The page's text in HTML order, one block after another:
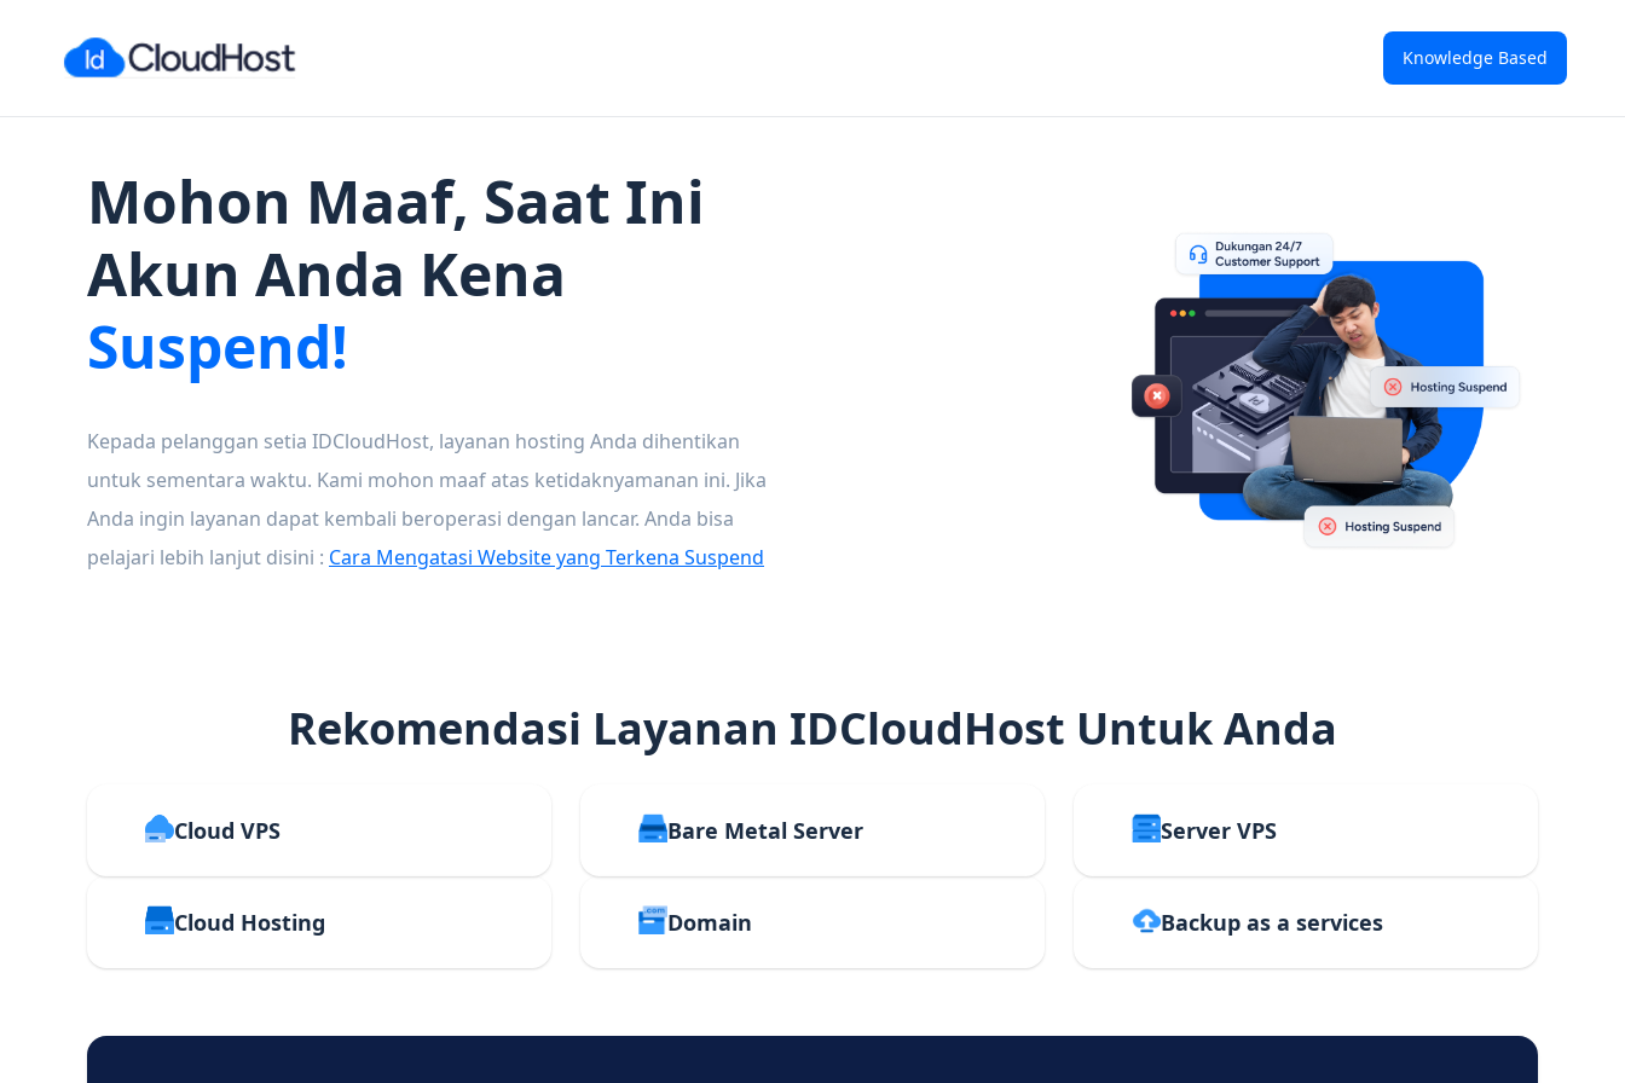
Knowledge Based
Mohon Maaf, Saat Ini
Akun Anda Kena
Suspend!
Kepada pelanggan setia IDCloudHost, layanan hosting Anda dihentikan
untuk sementara waktu. Kami mohon maaf atas ketidaknyamanan ini. Jika
Anda ingin layanan dapat kembali beroperasi dengan lancar. Anda bisa
pelajari lebih lanjut disini : Cara Mengatasi Website yang Terkena Suspend
Rekomendasi Layanan IDCloudHost Untuk Anda
Cloud VPS Bare Metal Server Server VPS
Cloud Hosting Domain Backup as a services